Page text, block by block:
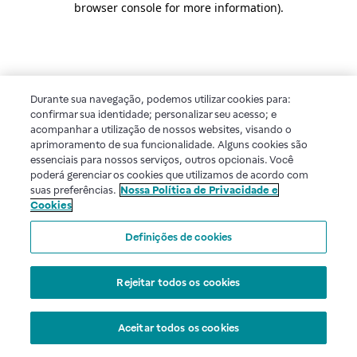
browser console for more information).
Durante sua navegação, podemos utilizar cookies para:
confirmar sua identidade; personalizar seu acesso; e
acompanhar a utilização de nossos websites, visando o
aprimoramento de sua funcionalidade. Alguns cookies são
essenciais para nossos serviços, outros opcionais. Você
poderá gerenciar os cookies que utilizamos de acordo com
suas preferências. Nossa Política de Privacidade e
Cookies
Definições de cookies
Rejeitar todos os cookies
Aceitar todos os cookies